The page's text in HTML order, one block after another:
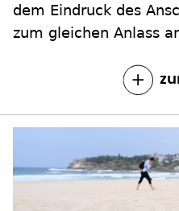
dem Eindruck des
zum gleichen Anlass